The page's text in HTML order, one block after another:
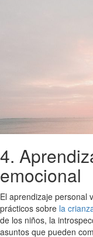
4.
emocional
El aprendizaje personal
prácticos sobre la
de los niños, la
asuntos que pueden